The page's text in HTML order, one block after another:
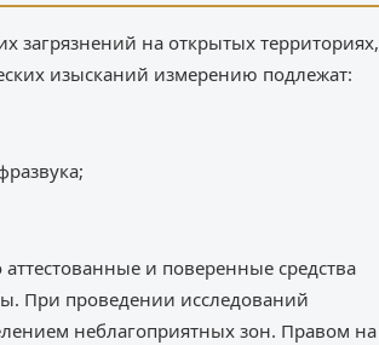
загрязнений на открытых территориях,
изысканий измерению подлежат:
и поверенные средства
При проведении исследований
неблагоприятных зон. Правом на